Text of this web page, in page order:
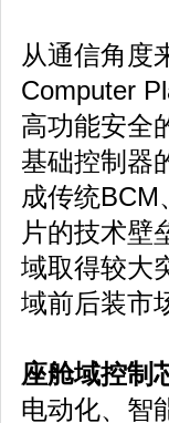
从通信角度
Computer
高功能安全
基础控制器
成传统
片的技术壁
域取得较大
域前后装市
座舱域控制
电动化、智